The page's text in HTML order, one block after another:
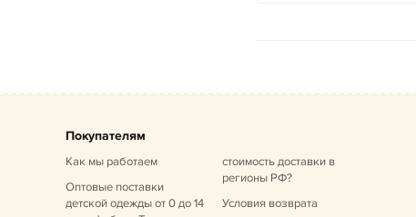
Покупателям
Как мы работаем
Оптовые поставки
детской одежды от 0 до 14
стоимость доставки в
регионы РФ?
Условия возврата